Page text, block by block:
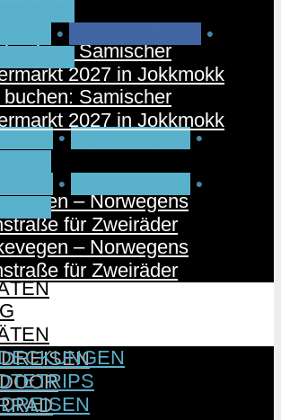
Samischer
2027 in Jokkmokk
• NORWEGEN •
– Norwegens
für Zweiräder
•
•
Samischer
2027 in Jokkmokk
•
•
– Norwegens
für Zweiräder